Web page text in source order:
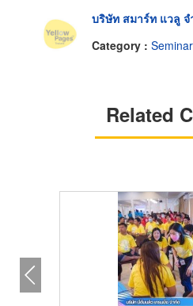
บริษัท สมาร์ท แวลู จ
Category :
Related